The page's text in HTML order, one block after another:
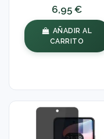
6,95 €
AÑADIR AL
CARRITO